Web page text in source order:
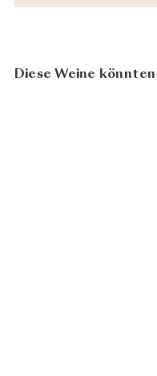
Diese Weine